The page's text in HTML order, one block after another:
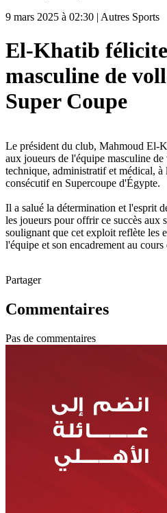
9 mars 2025 à 02:30 | Autres Sports
El-Khatib
masculine de
Super Coupe
Le président du club, Mahmoud El-
aux joueurs de l'équipe masculine
technique, administratif et médical,
consécutif en Supercoupe d'Égypte.
Il a salué la détermination et l'esprit
les joueurs pour offrir ce succès aux
soulignant que cet exploit reflète les
l'équipe et son encadrement au cours
Partager
Commentaires
Pas de commentaires